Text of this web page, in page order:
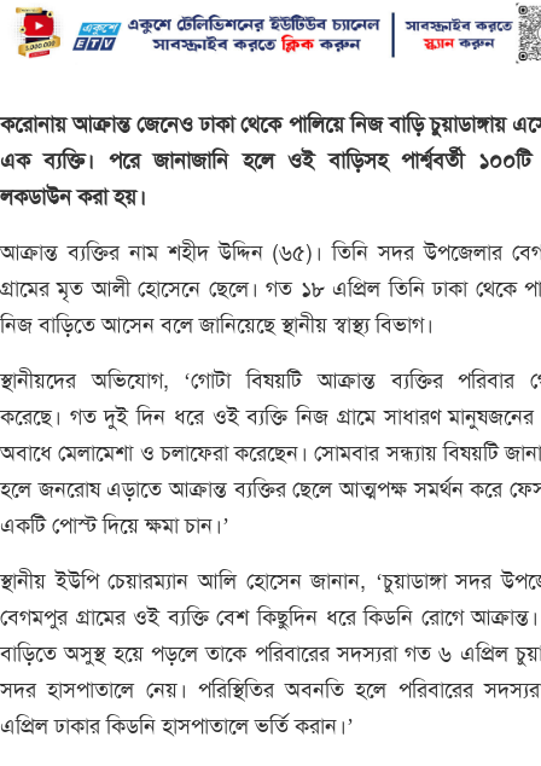
করোনায় আক্রান্ত জেনেও ঢাকা থেকে পালিয়ে নিজ বাড়ি চুয়াডাঙ্গায়
এক ব্যক্তি। পরে জানাজানি হলে ওই বাড়িসহ পার্শ্ববর্তী ১০০টি
লকডাউন করা হয়।
আক্রান্ত ব্যক্তির নাম শহীদ উদ্দিন (৬৫)। তিনি সদর উপজেলার
গ্রামের মৃত আলী হোসেনে ছেলে। গত ১৮ এপ্রিল তিনি ঢাকা থেকে
নিজ বাড়িতে আসেন বলে জানিয়েছে স্থানীয় স্বাস্থ্য বিভাগ।
স্থানীয়দের অভিযোগ, ‘গোটা বিষয়টি আক্রান্ত ব্যক্তির পরিবার
করেছে। গত দুই দিন ধরে ওই ব্যক্তি নিজ গ্রামে সাধারণ মানুষজনের
অবাধে মেলামেশা ও চলাফেরা করেছেন। সোমবার সন্ধ্যায় বিষয়টি
হলে জনরোষ এড়াতে আক্রান্ত ব্যক্তির ছেলে আত্মপক্ষ সমর্থন করে
একটি পোস্ট দিয়ে ক্ষমা চান।’
স্থানীয় ইউপি চেয়ারম্যান আলি হোসেন জানান, ‘চুয়াডাঙ্গা সদর
বেগমপুর গ্রামের ওই ব্যক্তি বেশ কিছুদিন ধরে কিডনি রোগে
বাড়িতে অসুস্থ হয়ে পড়লে তাকে পরিবারের সদস্যরা গত ৬ এপ্রিল
সদর হাসপাতালে নেয়। পরিস্থিতির অবনতি হলে পরিবারের
এপ্রিল ঢাকার কিডনি হাসপাতালে ভর্তি করান।’